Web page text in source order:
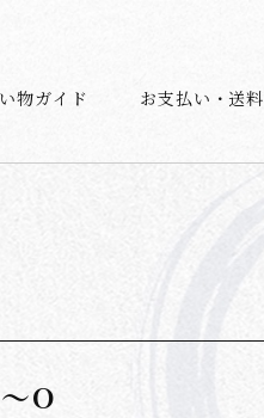
物ガイド お支払い・送料
O